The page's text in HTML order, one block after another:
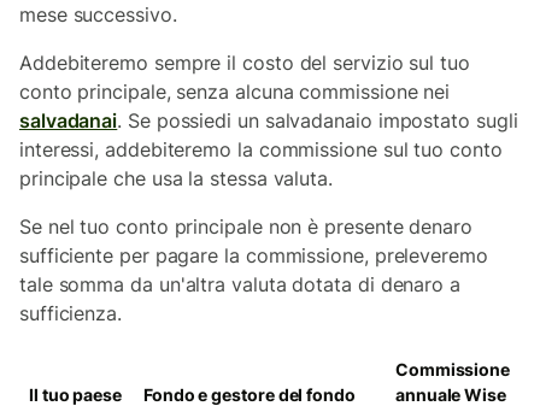
mese successivo.
Addebiteremo sempre il costo del servizio sul tuo
conto principale, senza alcuna commissione nei
salvadanai. Se possiedi un salvadanaio impostato sugli
interessi, addebiteremo la commissione sul tuo conto
principale che usa la stessa valuta.
Se nel tuo conto principale non è presente denaro
sufficiente per pagare la commissione, preleveremo
tale somma da un'altra valuta dotata di denaro a
sufficienza.
Il tuo paese Fondo e gestore del fondo
Commissione
annuale Wise